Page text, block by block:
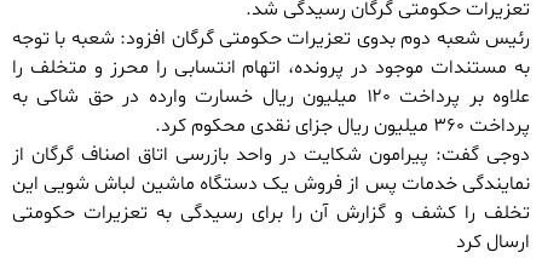
تعزیرات حکومتی گرگان رسیدگی شد.
رئیس شعبه دوم بدوی تعزیرات حکومتی گرگان افزود: شعبه با توجه
به مستندات موجود در پرونده، اتهام انتسابی را محرز و متخلف را
علاوه بر پرداخت ۱۲۰ میلیون ریال خسارت وارده در حق شاکی به
پرداخت ۳۶۰ میلیون ریال جزای نقدی محکوم کرد.
دوجی گفت: پیرامون شکایت در واحد بازرسی اتاق اصناف گرگان از
نمایندگی خدمات پس از فروش یک دستگاه ماشین لباش شویی این
تخلف را کشف و گزارش آن را برای رسیدگی به تعزیرات حکومتی
ارسال کرد